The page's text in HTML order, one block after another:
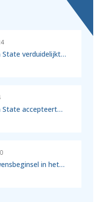
State verduidelijkt…
State accepteert…
in het…